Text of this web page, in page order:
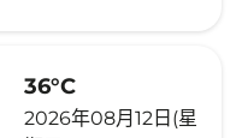
36°C
2026年08月12日(星